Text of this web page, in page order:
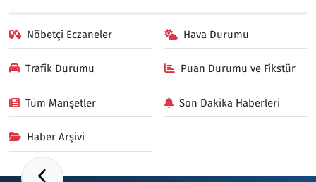
Nöbetçi Eczaneler Hava Durumu
Trafik Durumu Puan Durumu ve Fikstür
Tüm Manşetler Son Dakika Haberleri
Haber Arşivi